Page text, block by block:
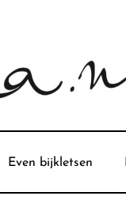
Even bijkletsen